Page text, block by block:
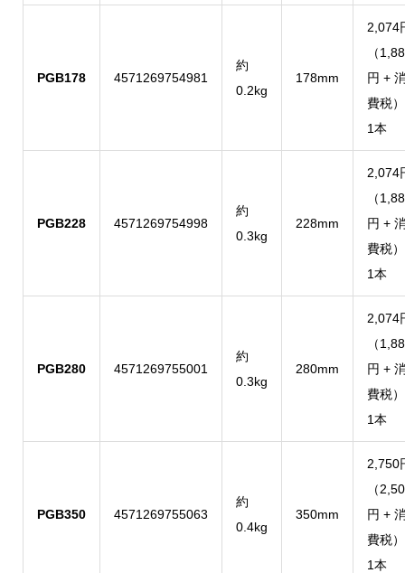
PGB178 4571269754981
約
0.2kg
178mm
2,074
（
円 +
費税
1本
PGB228 4571269754998
約
0.3kg
228mm
2,074
（
円 +
費税
1本
PGB280 4571269755001
約
0.3kg
280mm
2,074
（
円 +
費税
1本
PGB350 4571269755063
約
0.4kg
350mm
2,750
（
円 +
費税
1本